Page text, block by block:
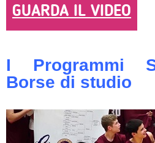
GUARDA IL VIDEO
I Programmi
Borse di studio